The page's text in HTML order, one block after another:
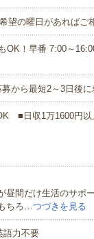
望の曜日があればご
OK！早番 7:00～
から最短2～3日後に
■日収1万1600円以
間だけ生活のサポ
ちろ…つづきを見る
語力不要